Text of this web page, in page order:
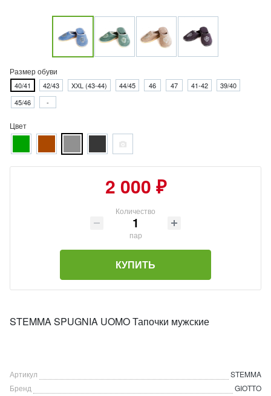
Размер обуви
40/41 42/43 XХL (43-44) 44/45 46 47 41-42
39/40
45/46
-
Цвет
2 000 ₽
Количество
пар
КУПИТЬ
STEMMA SPUGNIA UOMO Тапочки мужские
Артикул
STEMMA
Бренд
GIOTTO